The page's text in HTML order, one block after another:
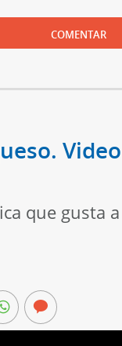
COMENTAR
que gusta